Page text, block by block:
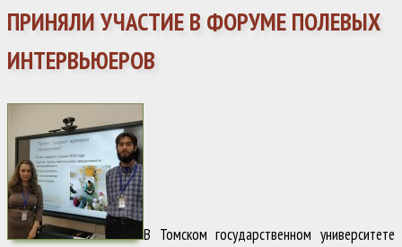
ПРИНЯЛИ УЧАСТИЕ В ФОРУМЕ ПОЛЕВЫХ
ИНТЕРВЬЮЕРОВ
В Томском государственном университете